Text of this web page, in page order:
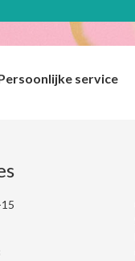
service